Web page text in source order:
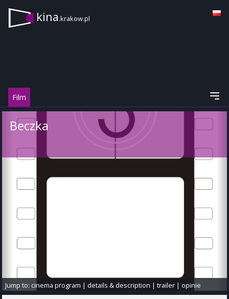
kina.krakow.pl
Film
Beczka
Jump to: cinema program |details & description |trailer |opinie